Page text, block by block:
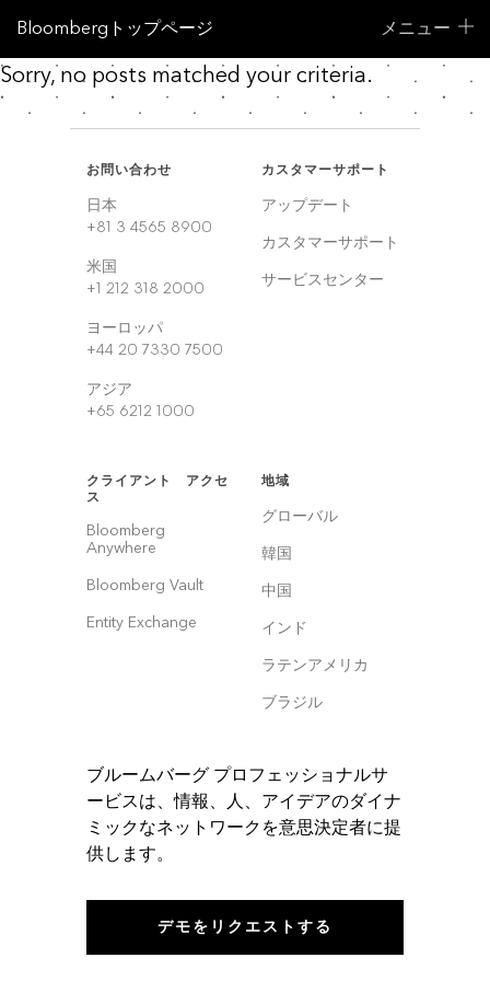
Bloombergトップページ メニュー
Sorry, no posts matched your criteria.
お問い合わせ
日本
+81 3 4565 8900
米国
+1 212 318 2000
ヨーロッパ
+44 20 7330 7500
アジア
+65 6212 1000
カスタマーサポート
アップデート
カスタマーサポート
サービスセンター
クライアント アクセ
ス
Bloomberg
Anywhere
Bloomberg Vault
Entity Exchange
地域
グローバル
韓国
中国
インド
ラテンアメリカ
ブラジル
ブルームバーグ プロフェッショナルサ
ービスは、情報、人、アイデアのダイナ
ミックなネットワークを意思決定者に提
供します。
デモをリクエストする